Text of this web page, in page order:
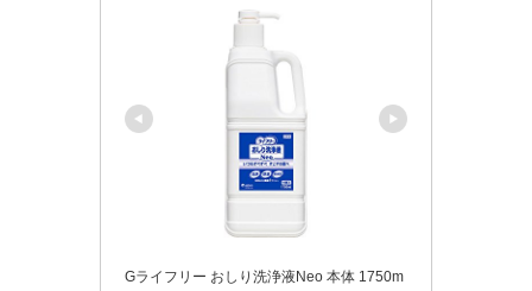
Gライフリー おしり洗浄液Neo 本体 1750m